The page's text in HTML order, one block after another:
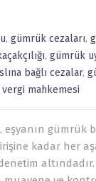
, gümrük cezaları,
, gümrük
bağlı cezalar,
vergi mahkemesi
eşyanın gümrük
kadar her